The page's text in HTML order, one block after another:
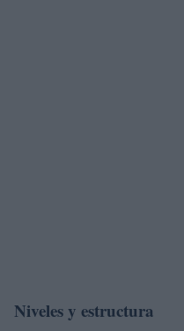
Niveles y estructura